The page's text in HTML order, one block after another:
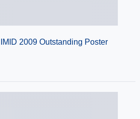
2009 Outstanding Poster